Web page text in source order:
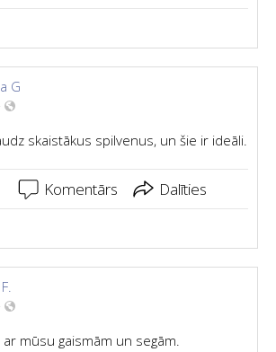
G
skaistākus spilvenus, un šie ir ideāli.
Komentārs Dalīties
mūsu gaismām un segām.